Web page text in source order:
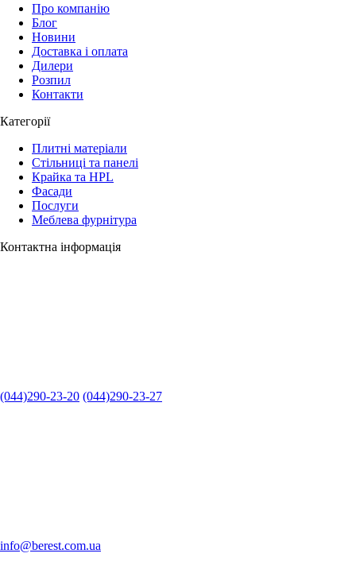
Про компанію
Блог
Новини
Доставка і оплата
Дилери
Розпил
Контакти
Категорії
Плитні матеріали
Стільниці та панелі
Крайка та HPL
Фасади
Послуги
Меблева фурнітура
Контактна інформація
(044)290-23-20 (044)290-23-27
info@berest.com.ua